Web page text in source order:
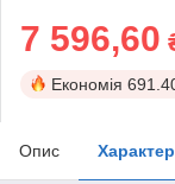
7 596,60
Економія
Опис